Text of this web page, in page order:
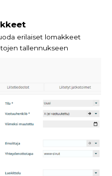
erilaiset lomakkeet
tallennukseen